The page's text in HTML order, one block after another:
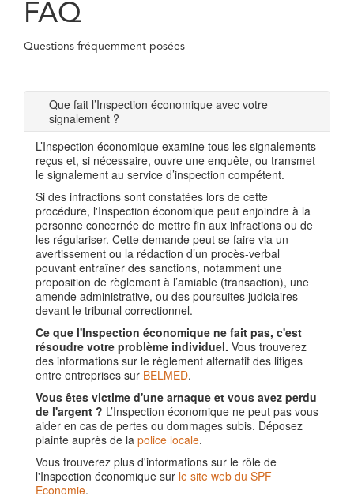
FAQ
Questions fréquemment posées
Que fait l’Inspection économique avec votre
signalement ?
L’Inspection économique examine tous les signalements
reçus et, si nécessaire, ouvre une enquête, ou transmet
le signalement au service d’inspection compétent.
Si des infractions sont constatées lors de cette
procédure, l'Inspection économique peut enjoindre à la
personne concernée de mettre fin aux infractions ou de
les régulariser. Cette demande peut se faire via un
avertissement ou la rédaction d’un procès-verbal
pouvant entraîner des sanctions, notamment une
proposition de règlement à l’amiable (transaction), une
amende administrative, ou des poursuites judiciaires
devant le tribunal correctionnel.
Ce que l'Inspection économique ne fait pas, c'est
résoudre votre problème individuel. Vous trouverez
des informations sur le règlement alternatif des litiges
entre entreprises sur BELMED.
Vous êtes victime d'une arnaque et vous avez perdu
de l'argent ? L’Inspection économique ne peut pas vous
aider en cas de pertes ou dommages subis. Déposez
plainte auprès de la police locale.
Vous trouverez plus d'informations sur le rôle de
l'Inspection économique sur le site web du SPF
Economie.